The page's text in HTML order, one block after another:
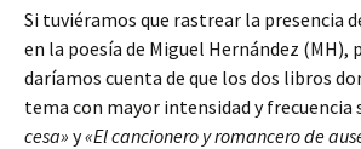
Si tuviéramos que rastrear la presencia
en la poesía de Miguel Hernández (MH),
daríamos cuenta de que los dos libros
tema con mayor intensidad y frecuencia
cesa» y«El cancionero y romancero de